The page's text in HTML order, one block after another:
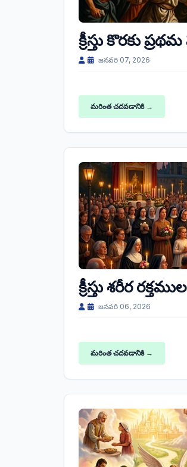
క్రీస్తు కొరకు
జనవరి 07, 2026
మరింత చదవడానికి →
క్రీస్తు శరీర
జనవరి 06, 2026
మరింత చదవడానికి →